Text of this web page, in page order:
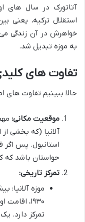
آتاتورک در سال های
به موزه تبدیل شد.
تفاوت های
حالا ببینیم تفاوت
موقعیت مکانی:
آلانیا (که بخشی از
استانبول. پس اگر
حواستان باشد که
تمرکز تاریخی:
موزه آلانیا:
۱۹۳۰، اقامت
تمرکز دارد.